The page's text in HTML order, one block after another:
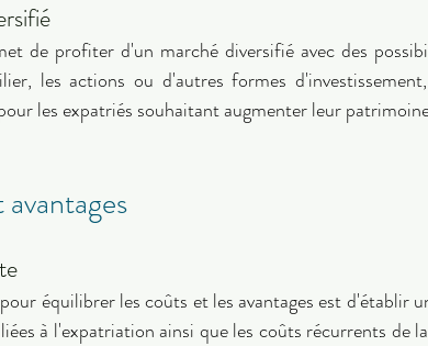
de profiter d'un marché diversifié avec des
les actions ou d'autres formes
les expatriés souhaitant augmenter leur
équilibrer les coûts et les avantages est d'établir
à l'expatriation ainsi que les coûts récurrents de